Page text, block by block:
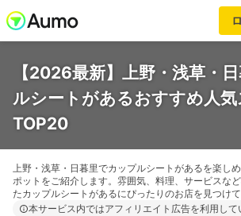
【2026最新】上野・浅草・
ルシートがあるおすすめ人気
TOP20
上野・浅草・日暮里でカップルシートがあるを楽し
ポットをご紹介します。雰囲気、料理、サービスな
たカップルシートがあるにぴったりのお店を見つけて
本サービス内ではアフィリエイト広告を利用して